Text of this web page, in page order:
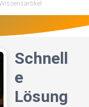
Schnell
e
Lösung